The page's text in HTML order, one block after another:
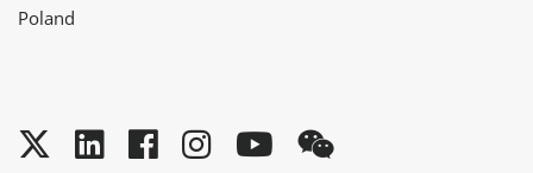
Poland
Twitter
LinkedInFacebook
Instagram
YouTube